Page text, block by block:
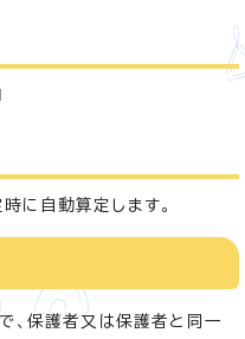
に自動算定します。
保護者又は保護者と同一